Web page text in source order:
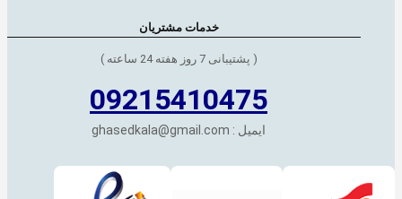
خدمات مشتریان
( پشتیبانی 7 روز هفته 24 ساعته )
09215410475
ایمیل : ghasedkala@gmail.com